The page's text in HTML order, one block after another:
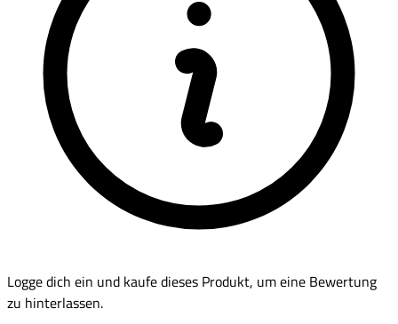
Logge dich ein und kaufe dieses Produkt, um eine Bewertung
zu hinterlassen.